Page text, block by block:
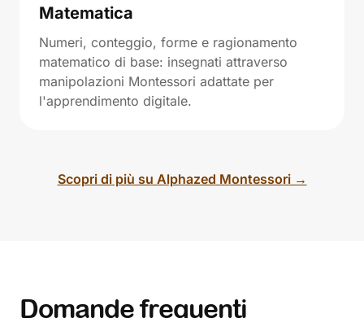
Matematica
Numeri, conteggio, forme e ragionamento
matematico di base: insegnati attraverso
manipolazioni Montessori adattate per
l'apprendimento digitale.
Scopri di più su Alphazed Montessori →
Domande frequenti